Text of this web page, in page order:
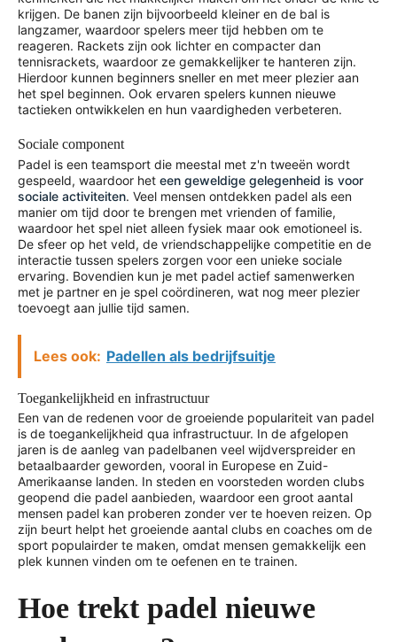
krijgen. De banen zijn bijvoorbeeld kleiner en de bal is
langzamer, waardoor spelers meer tijd hebben om te
reageren. Rackets zijn ook lichter en compacter dan
tennisrackets, waardoor ze gemakkelijker te hanteren zijn.
Hierdoor kunnen beginners sneller en met meer plezier aan
het spel beginnen. Ook ervaren spelers kunnen nieuwe
tactieken ontwikkelen en hun vaardigheden verbeteren.
Sociale component
Padel is een teamsport die meestal met z'n tweeën wordt
gespeeld, waardoor het een geweldige gelegenheid is voor
sociale activiteiten. Veel mensen ontdekken padel als een
manier om tijd door te brengen met vrienden of familie,
waardoor het spel niet alleen fysiek maar ook emotioneel is.
De sfeer op het veld, de vriendschappelijke competitie en de
interactie tussen spelers zorgen voor een unieke sociale
ervaring. Bovendien kun je met padel actief samenwerken
met je partner en je spel coördineren, wat nog meer plezier
toevoegt aan jullie tijd samen.
Lees ook: Padellen als bedrijfsuitje
Toegankelijkheid en infrastructuur
Een van de redenen voor de groeiende populariteit van padel
is de toegankelijkheid qua infrastructuur. In de afgelopen
jaren is de aanleg van padelbanen veel wijdverspreider en
betaalbaarder geworden, vooral in Europese en Zuid-
Amerikaanse landen. In steden en voorsteden worden clubs
geopend die padel aanbieden, waardoor een groot aantal
mensen padel kan proberen zonder ver te hoeven reizen. Op
zijn beurt helpt het groeiende aantal clubs en coaches om de
sport populairder te maken, omdat mensen gemakkelijk een
plek kunnen vinden om te oefenen en te trainen.
Hoe trekt padel nieuwe